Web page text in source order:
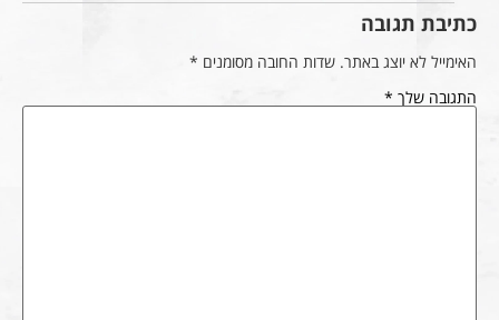
כתיבת תגובה
האימייל לא יוצג באתר. שדות החובה מסומנים *
התגובה שלך *